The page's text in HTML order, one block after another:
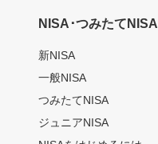
NISA･つみたてNISA
新NISA
一般NISA
つみたてNISA
ジュニアNISA